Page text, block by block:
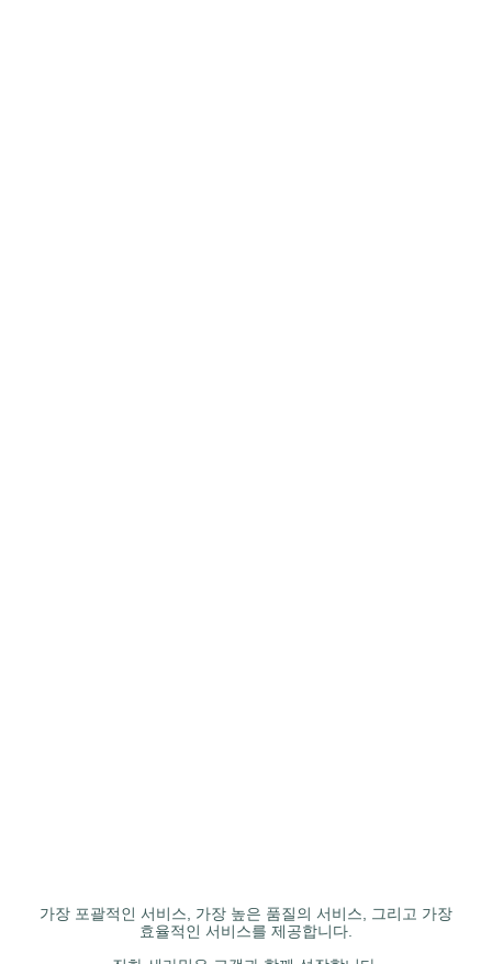
가장 포괄적인 서비스, 가장 높은 품질의 서비스, 그리고 가장
효율적인 서비스를 제공합니다.